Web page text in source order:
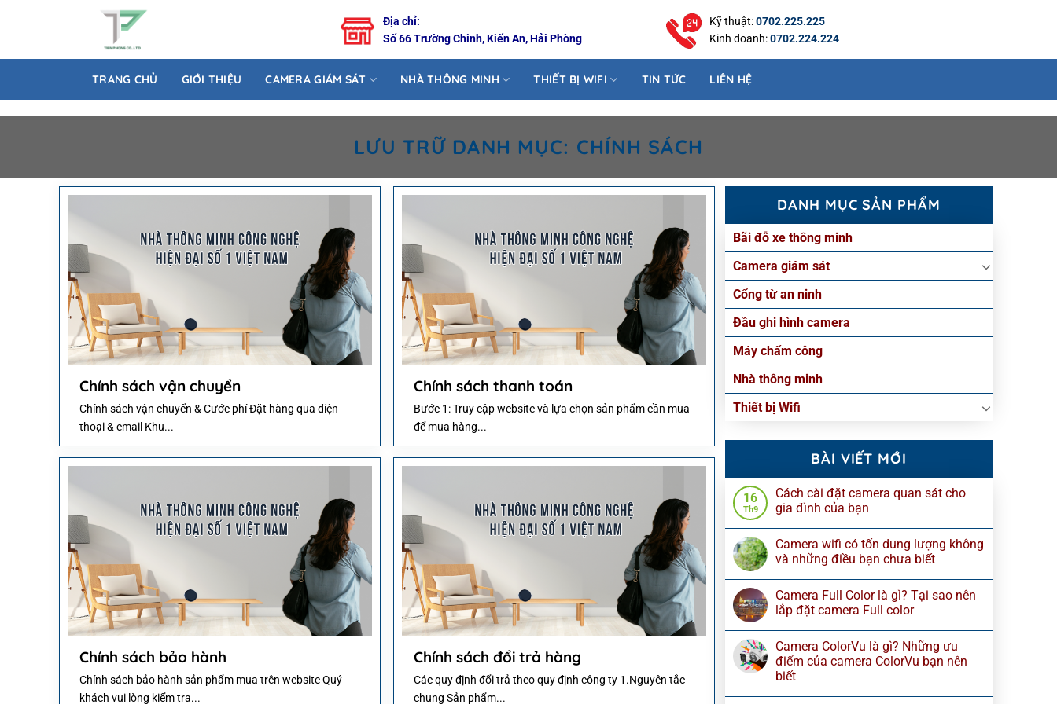
Địa chỉ:
Số 66 Trường Chinh, Kiến An, Hải Phòng
Kỹ thuật:0702.225.225
Kinh doanh:0702.224.224
TRANG CHỦ GIỚI THIỆU CAMERA GIÁM SÁT NHÀ THÔNG MINH THIẾT BỊ WIFI TIN TỨC LIÊN HỆ
LƯU TRỮ DANH MỤC: CHÍNH SÁCH
Chính sách vận chuyển
Chính sách vận chuyển & Cước phí Đặt hàng qua điện
thoại & email Khu...
Chính sách thanh toán
Bước 1: Truy cập website và lựa chọn sản phẩm cần mua
để mua hàng...
Chính sách bảo hành
Chính sách bảo hành sản phẩm mua trên website Quý
khách vui lòng kiểm tra...
Chính sách đổi trả hàng
Các quy định đổi trả theo quy định công ty 1.Nguyên tắc
chung Sản phẩm...
DANH MỤC SẢN PHẨM
Bãi đỗ xe thông minh
Camera giám sát
Cổng từ an ninh
Đầu ghi hình camera
Máy chấm công
Nhà thông minh
Thiết bị Wifi
BÀI VIẾT MỚI
16
Th9
Cách cài đặt camera quan sát cho
gia đình của bạn
Camera wifi có tốn dung lượng không
và những điều bạn chưa biết
Camera Full Color là gì? Tại sao nên
lắp đặt camera Full color
Camera ColorVu là gì? Những ưu
điểm của camera ColorVu bạn nên
biết